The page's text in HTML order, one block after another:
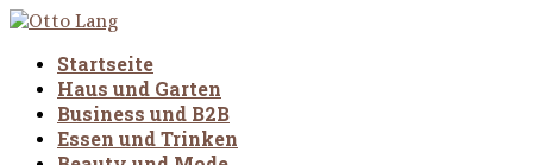
Startseite
Haus und Garten
Business und B2B
Essen und Trinken